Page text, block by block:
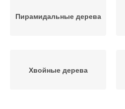
Пирамидальные дерева
Хвойные дерева